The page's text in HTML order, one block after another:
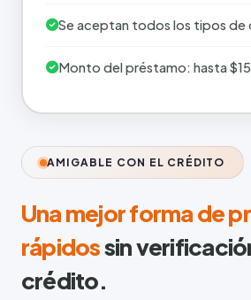
Se aceptan todos los tipos de
Monto del préstamo: hasta
AMIGABLE CON EL CRÉDITO
Una mejor forma de
rápidossin
crédito.